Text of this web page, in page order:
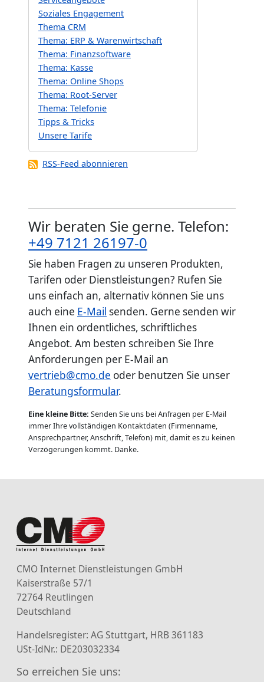
Soziales Engagement
Thema CRM
Thema: ERP & Warenwirtschaft
Thema: Finanzsoftware
Thema: Kasse
Thema: Online Shops
Thema: Root-Server
Thema: Telefonie
Tipps & Tricks
Unsere Tarife
RSS-Feed abonnieren
Wir beraten Sie gerne. Telefon:
+49 7121 26197-0
Sie haben Fragen zu unseren Produkten,
Tarifen oder Dienstleistungen? Rufen Sie
uns einfach an, alternativ können Sie uns
auch eine E-Mail senden. Gerne senden wir
Ihnen ein ordentliches, schriftliches
Angebot. Am besten schreiben Sie Ihre
Anforderungen per E-Mail an
vertrieb@cmo.de oder benutzen Sie unser
Beratungsformular.
Eine kleine Bitte: Senden Sie uns bei Anfragen per E-Mail
immer Ihre vollständigen Kontaktdaten (Firmenname,
Ansprechpartner, Anschrift, Telefon) mit, damit es zu keinen
Verzögerungen kommt. Danke.
CMO Internet Dienstleistungen GmbH
Kaiserstraße 57/1
72764 Reutlingen
Deutschland
Handelsregister: AG Stuttgart, HRB 361183
USt-IdNr.: DE203032334
So erreichen Sie uns: